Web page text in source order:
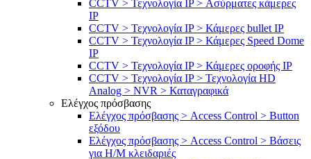
CCTV > Τεχνολογία IP > Ασύρματες κάμερες
IP
CCTV > Τεχνολογία IP > Κάμερες bullet IP
CCTV > Τεχνολογία IP > Κάμερες Speed Dome
IP
CCTV > Τεχνολογία IP > Κάμερες οροφής IP
CCTV > Τεχνολογία IP > Τεχνολογία HD
Analog > NVR > Καταγραφικά
Ελέγχος πρόσβασης
Ελέγχος πρόσβασης > Access Control > Button
εξόδου
Ελέγχος πρόσβασης > Access Control > Βάσεις
για Η/Μ κλειδαριές